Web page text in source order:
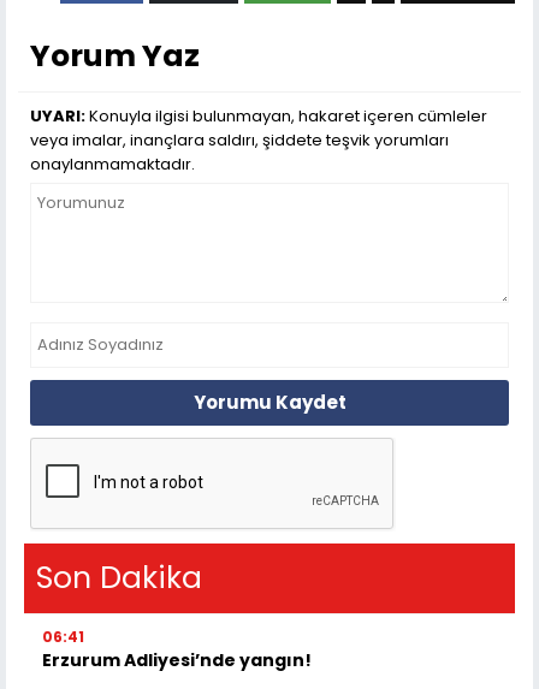
Yorum Yaz
UYARI:Konuyla ilgisi bulunmayan, hakaret içeren cümleler
veya imalar, inançlara saldırı, şiddete teşvik yorumları
onaylanmamaktadır.
Yorumu Kaydet
Son Dakika
06:41
Erzurum Adliyesi’nde yangın!